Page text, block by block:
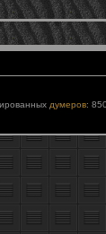
думеров: